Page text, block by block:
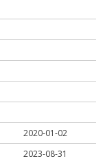
2020-01-02
2023-08-31